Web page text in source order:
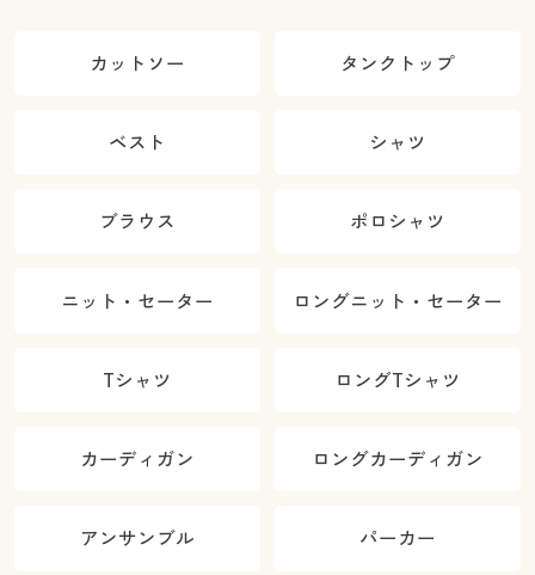
カットソー タンクトップ
ベスト シャツ
ブラウス ポロシャツ
ニット・セーター ロングニット・セーター
Tシャツ ロングTシャツ
カーディガン ロングカーディガン
アンサンブル パーカー